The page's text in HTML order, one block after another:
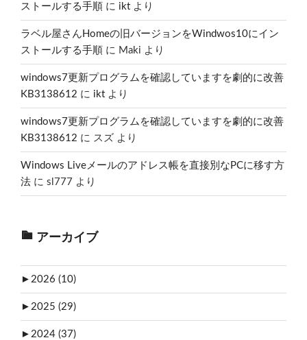
ストールする手順 に ikt より
ラベル屋さんHomeの旧バージョンをWindwos10にイン
ストールする手順 に Maki より
windows7更新プログラムを確認していますを劇的に改善
KB3138612 に ikt より
windows7更新プログラムを確認していますを劇的に改善
KB3138612 に スズ より
Windows Liveメールのアドレス帳を直接別なPCに移す方
法 に sl777 より
アーカイブ
► 2026 (10)
► 2025 (29)
► 2024 (37)